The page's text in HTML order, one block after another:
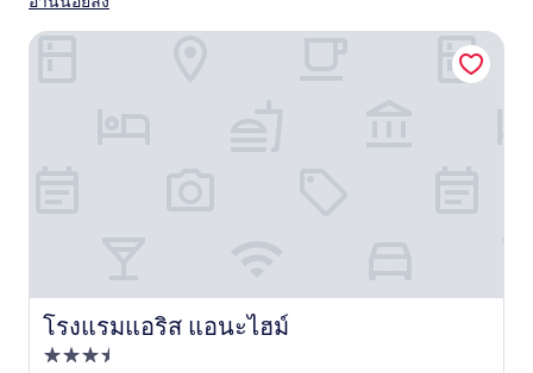
โรงแรมแอริส แอนะไฮม์
โรงแรมแอริส แอนะไฮม์
ที่พัก
โรงแรมแอริส แอนะไฮม์